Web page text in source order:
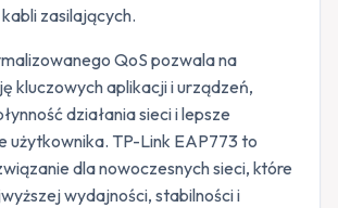
zasilających.
QoS pozwala na
kluczowych aplikacji i urządzeń,
działania sieci i lepsze
użytkownika. TP-Link EAP773 to
dla nowoczesnych sieci, które
wydajności, stabilności i